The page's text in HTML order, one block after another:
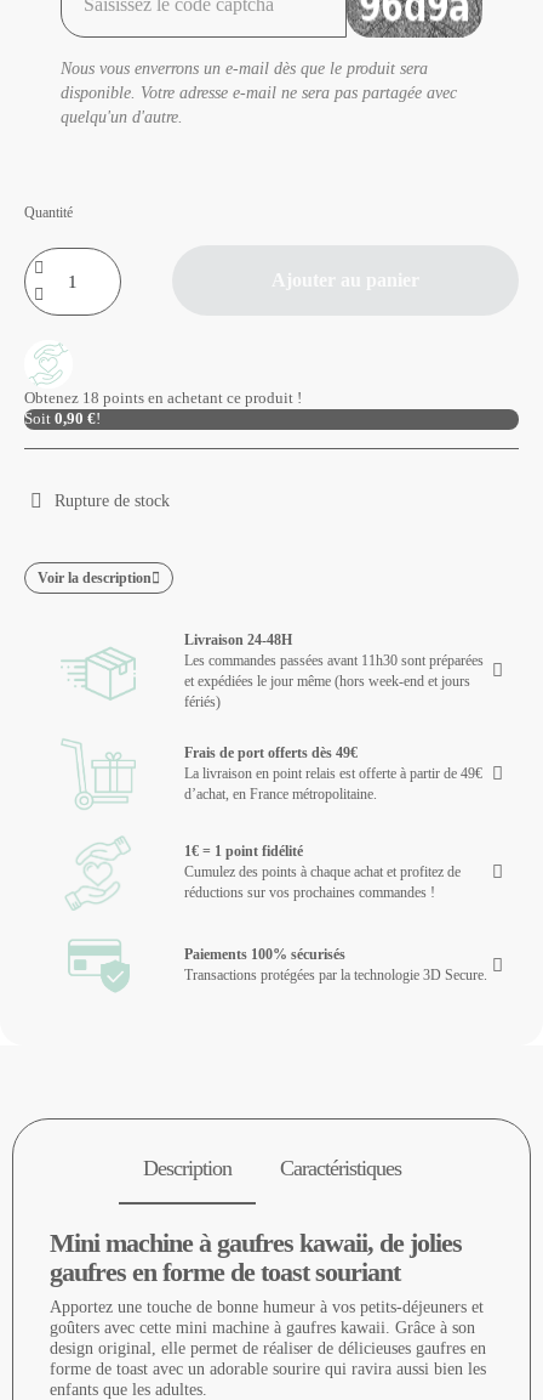
Nous vous enverrons un e-mail dès que le produit sera
disponible. Votre adresse e-mail ne sera pas partagée avec
quelqu'un d'autre.
Quantité
Ajouter au panier
Obtenez 18 points en achetant ce produit !
Soit 0,90 €!
Rupture de stock
Voir la description
Livraison 24-48H
Les commandes passées avant 11h30 sont préparées
et expédiées le jour même (hors week-end et jours
fériés)
Frais de port offerts dès 49€
La livraison en point relais est offerte à partir de 49€
d’achat, en France métropolitaine.
1€ = 1 point fidélité
Cumulez des points à chaque achat et profitez de
réductions sur vos prochaines commandes !
Paiements 100% sécurisés
Transactions protégées par la technologie 3D Secure.
Description Caractéristiques
Mini machine à gaufres kawaii, de jolies
gaufres en forme de toast souriant
Apportez une touche de bonne humeur à vos petits-déjeuners et
goûters avec cette mini machine à gaufres kawaii. Grâce à son
design original, elle permet de réaliser de délicieuses gaufres en
forme de toast avec un adorable sourire qui ravira aussi bien les
enfants que les adultes.